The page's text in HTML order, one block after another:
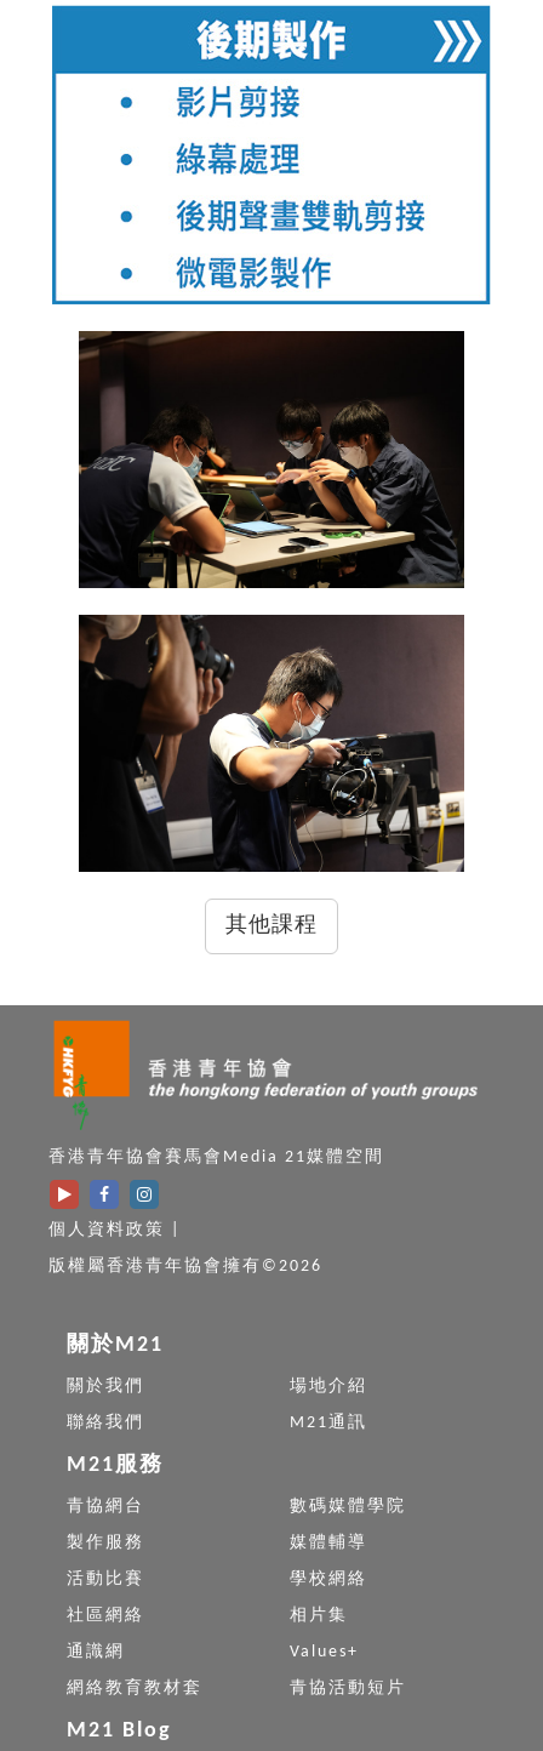
其他課程
香港青年協會賽馬會Media 21媒體空間
個人資料政策
版權屬香港青年協會擁有©2026
關於M21
關於我們
場地介紹
聯絡我們
M21通訊
M21服務
青協網台
數碼媒體學院
製作服務
媒體輔導
活動比賽
學校網絡
社區網絡
相片集
通識網
Values+
網絡教育教材套
青協活動短片
M21 Blog